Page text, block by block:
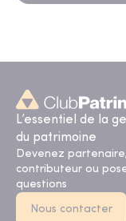
L’essentiel de la
du patrimoine
Devenez partenaire,
contributeur ou
questions
Nous contacter